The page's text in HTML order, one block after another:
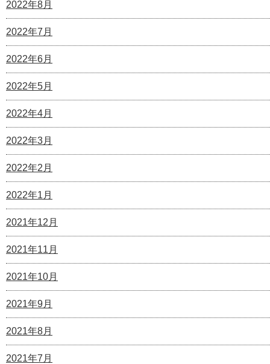
2022年8月
2022年7月
2022年6月
2022年5月
2022年4月
2022年3月
2022年2月
2022年1月
2021年12月
2021年11月
2021年10月
2021年9月
2021年8月
2021年7月